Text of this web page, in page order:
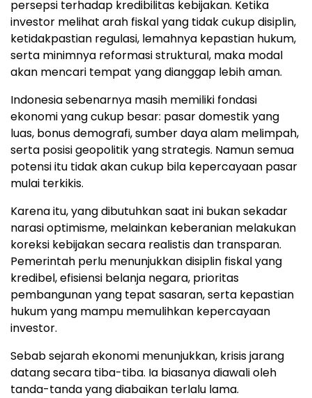
persepsi terhadap kredibilitas kebijakan. Ketika
investor melihat arah fiskal yang tidak cukup disiplin,
ketidakpastian regulasi, lemahnya kepastian hukum,
serta minimnya reformasi struktural, maka modal
akan mencari tempat yang dianggap lebih aman.
Indonesia sebenarnya masih memiliki fondasi
ekonomi yang cukup besar: pasar domestik yang
luas, bonus demografi, sumber daya alam melimpah,
serta posisi geopolitik yang strategis. Namun semua
potensi itu tidak akan cukup bila kepercayaan pasar
mulai terkikis.
Karena itu, yang dibutuhkan saat ini bukan sekadar
narasi optimisme, melainkan keberanian melakukan
koreksi kebijakan secara realistis dan transparan.
Pemerintah perlu menunjukkan disiplin fiskal yang
kredibel, efisiensi belanja negara, prioritas
pembangunan yang tepat sasaran, serta kepastian
hukum yang mampu memulihkan kepercayaan
investor.
Sebab sejarah ekonomi menunjukkan, krisis jarang
datang secara tiba-tiba. Ia biasanya diawali oleh
tanda-tanda yang diabaikan terlalu lama.